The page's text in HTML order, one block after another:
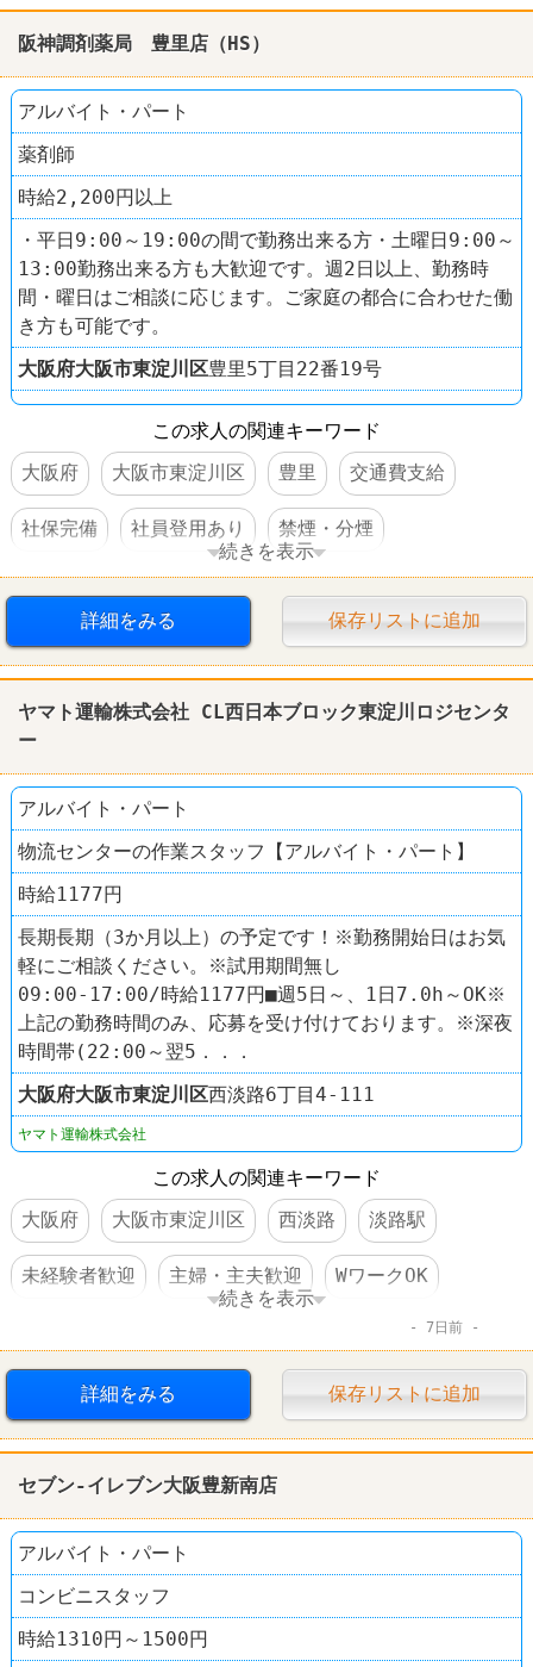
阪神調剤薬局 豊里店（HS）
アルバイト・パート
薬剤師
時給2,200円以上
・平日9:00～19:00の間で勤務出来る方・土曜日9:00～
13:00勤務出来る方も大歓迎です。週2日以上、勤務時
間・曜日はご相談に応じます。ご家庭の都合に合わせた働
き方も可能です。
大阪府大阪市東淀川区豊里5丁目22番19号
この求人の関連キーワード
大阪府
大阪市東淀川区 豊里 交通費支給
社保完備 社員登用あり 禁煙・分煙
ドラッグストア スギ薬局
続きを表示
詳細をみる 保存リストに追加
ヤマト運輸株式会社 CL西日本ブロック東淀川ロジセンタ
ー
アルバイト・パート
物流センターの作業スタッフ【アルバイト・パート】
時給1177円
長期長期（3か月以上）の予定です！※勤務開始日はお気
軽にご相談ください。※試用期間無し
09:00-17:00/時給1177円■週5日～、1日7.0h～OK※
上記の勤務時間のみ、応募を受け付けております。※深夜
時間帯(22:00～翌5．．．
大阪府大阪市東淀川区西淡路6丁目4-111
ヤマト運輸株式会社
この求人の関連キーワード
大阪府
大阪市東淀川区 西淡路 淡路駅
未経験者歓迎 主婦・主夫歓迎 WワークOK
ヤマト運輸
続きを表示
7日前
詳細をみる 保存リストに追加
セブン-イレブン大阪豊新南店
アルバイト・パート
コンビニスタッフ
時給1310円～1500円